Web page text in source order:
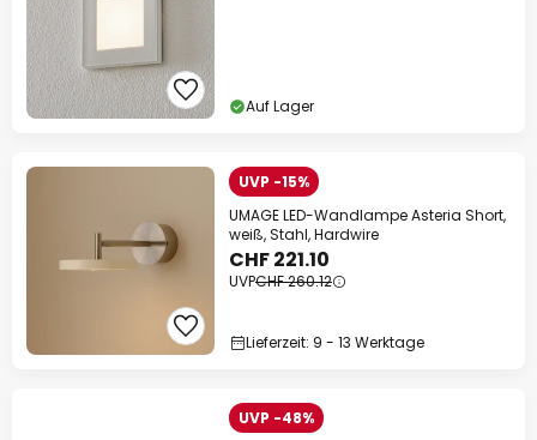
Auf Lager
UVP -15%
UMAGE LED-Wandlampe Asteria Short,
weiß, Stahl, Hardwire
CHF 221.10
UVPCHF 260.12
Lieferzeit: 9 - 13 Werktage
UVP -48%